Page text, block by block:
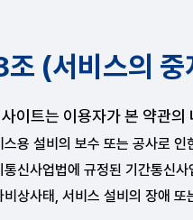
(서비스의 중
이트는 이용자가 본 약관
스용 설비의 보수 또는 공사로 인
통신사업법에 규정된 기간통신
비상사태, 서비스 설비의 장애